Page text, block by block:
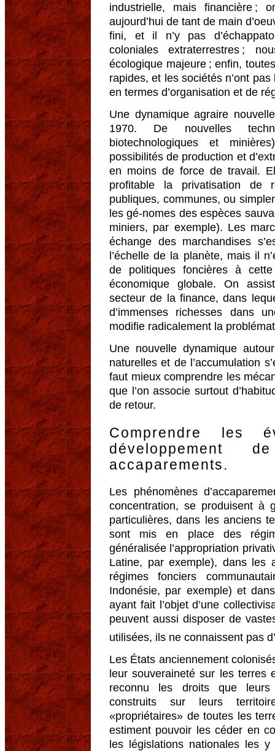
industrielle, mais financière ;
aujourd’hui de tant de main
fini, et il n’y pas
coloniales extraterrestres ;
écologique majeure ; enfin,
rapides, et les sociétés n’ont
en termes d’organisation et de
Une dynamique agraire
1970. De nouvelles
biotechnologiques et
possibilités de production et
en moins de force de travail.
profitable la privatisation de
publiques, communes, ou
les gé-nomes des espèces
miniers, par exemple). Les
échange des marchandises
l’échelle de la planète, mais il
de politiques foncières à
économique globale. On
secteur de la finance, dans
d’immenses richesses dans
modifie radicalement la
Une nouvelle dynamique
naturelles et de l’accumulation
faut mieux comprendre les
que l’on associe surtout
de retour.
Comprendre les
développement
accaparements.
Les phénomènes
concentration, se produisent à
particulières, dans les anciens
sont mis en place des
généralisée l’appropriation
Latine, par exemple), dans les
régimes fonciers
Indonésie, par exemple) et
ayant fait l’objet d’une
peuvent aussi disposer de
utilisées, ils ne connaissent pas
Les États anciennement
leur souveraineté sur les terres
reconnu les droits que leurs
construits sur leurs
«propriétaires» de toutes les
estiment pouvoir les céder en
les législations nationales les